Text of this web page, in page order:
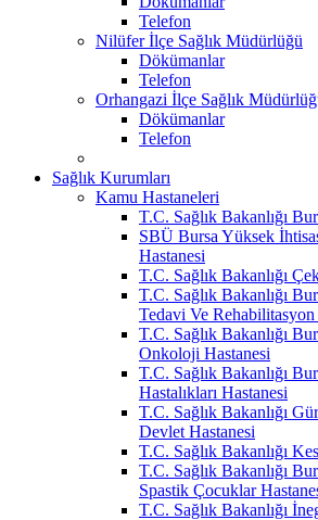
Telefon
Nilüfer İlçe Sağlık Müdürlüğü
Dökümanlar
Telefon
Orhangazi İlçe Sağlık
Dökümanlar
Telefon
Sağlık Kurumları
Kamu Hastaneleri
T.C. Sağlık Bakanlığı
SBÜ Bursa Yüksek
Hastanesi
T.C. Sağlık Bakanlığı
T.C. Sağlık Bakanlığı
Tedavi Ve Rehabilitasyon
T.C. Sağlık Bakanlığı
Onkoloji Hastanesi
T.C. Sağlık Bakanlığı
Hastalıkları Hastanesi
T.C. Sağlık Bakanlığı
Devlet Hastanesi
T.C. Sağlık Bakanlığı
T.C. Sağlık Bakanlığı
Spastik Çocuklar
T.C. Sağlık Bakanlığı